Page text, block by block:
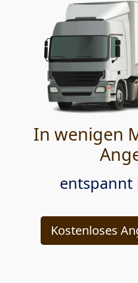
In wenigen
entspannt
Kostenloses